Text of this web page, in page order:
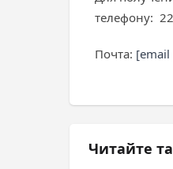
телефону:
Почта: [email
Читайте